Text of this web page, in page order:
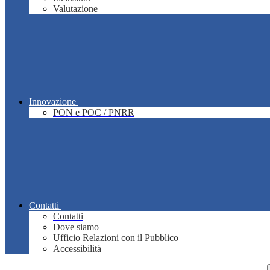
Valutazione
Innovazione
PON e POC / PNRR
Contatti
Contatti
Dove siamo
Ufficio Relazioni con il Pubblico
Accessibilità